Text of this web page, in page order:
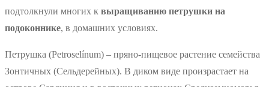
подтолкнули многих к выращиванию петрушки на
подоконнике, в домашних условиях.
Петрушка (Petroselínum) – пряно-пищевое растение семейства
Зонтичных (Сельдерейных). В диком виде произрастает на